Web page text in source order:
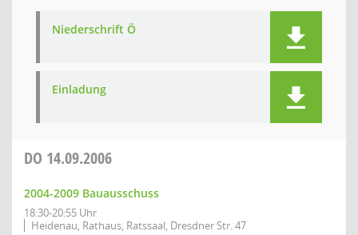
Niederschrift Ö
Einladung
DO 14.09.2006
2004-2009 Bauausschuss
18:30-20:55 Uhr
Heidenau, Rathaus, Ratssaal, Dresdner Str. 47